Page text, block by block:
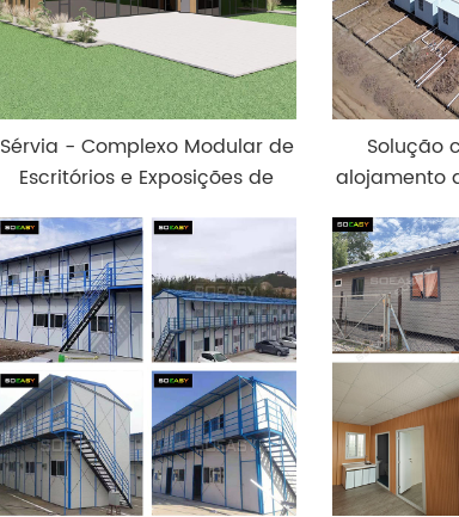
Sérvia - Complexo Modular de
Escritórios e Exposições de
Solução
alojamento
mineiros